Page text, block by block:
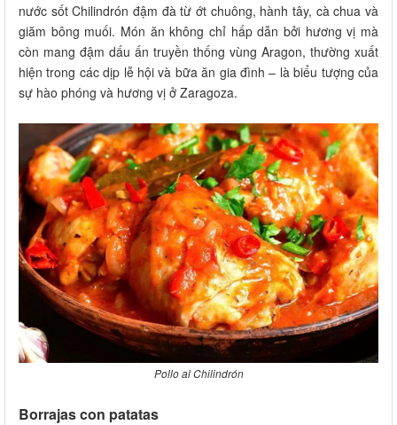
nước sốt Chilindrón đậm đà từ ớt chuông, hành tây, cà chua và
giăm bông muối. Món ăn không chỉ hấp dẫn bởi hương vị mà
còn mang đậm dấu ấn truyền thống vùng Aragon, thường xuất
hiện trong các dịp lễ hội và bữa ăn gia đình – là biểu tượng của
sự hào phóng và hương vị ở Zaragoza.
Pollo al Chilindrón
Borrajas con patatas